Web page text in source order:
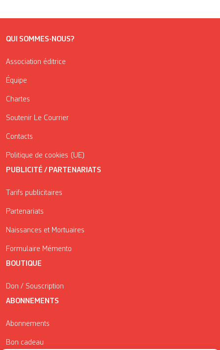
QUI SOMMES-NOUS?
Association éditrice
Équipe
Chartes
Soutenir Le Courrier
Contacts
Politique de cookies (UE)
PUBLICITÉ / PARTENARIATS
Tarifs publicitaires
Partenariats
Naissances et Mortuaires
Formulaire Mémento
BOUTIQUE
Don / Souscription
ABONNEMENTS
Abonnements
Bon cadeau